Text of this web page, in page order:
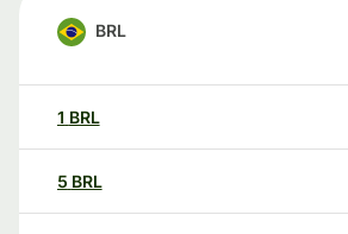
BRL
1 BRL
5 BRL